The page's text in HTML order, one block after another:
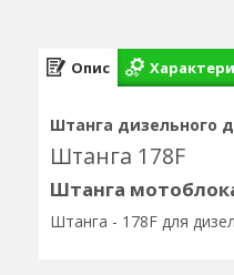
Опис
Штанга дизельного
Штанга 178F
Штанга
Штанга - 178F для